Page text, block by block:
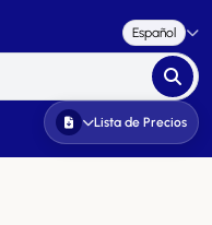
Español
Lista de Precios